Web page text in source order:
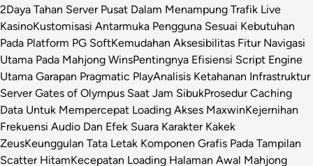
2Daya Tahan Server Pusat Dalam Menampung Trafik Live
KasinoKustomisasi Antarmuka Pengguna Sesuai Kebutuhan
Pada Platform PG SoftKemudahan Aksesibilitas Fitur Navigasi
Utama Pada Mahjong WinsPentingnya Efisiensi Script Engine
Utama Garapan Pragmatic PlayAnalisis Ketahanan Infrastruktur
Server Gates of Olympus Saat Jam SibukProsedur Caching
Data Untuk Mempercepat Loading Akses MaxwinKejernihan
Frekuensi Audio Dan Efek Suara Karakter Kakek
ZeusKeunggulan Tata Letak Komponen Grafis Pada Tampilan
Scatter HitamKecepatan Loading Halaman Awal Mahjong